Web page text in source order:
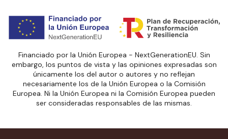
Financiado por la Unión Europea - NextGenerationEU. Sin
embargo, los puntos de vista y las opiniones expresadas son
únicamente los del autor o autores y no reflejan
necesariamente los de la Unión Europea o la Comisión
Europea. Ni la Unión Europea ni la Comisión Europea pueden
ser consideradas responsables de las mismas.